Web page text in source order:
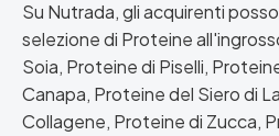
Su Nutrada, gli acquirenti
selezione di Proteine
Soia, Proteine di Piselli,
Canapa, Proteine del Siero di
Collagene, Proteine di Zucca,